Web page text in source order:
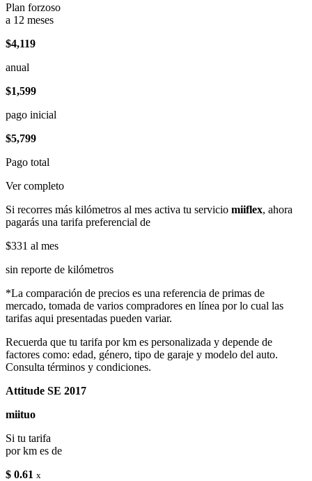
Plan forzoso
a 12 meses
$4,119
anual
$1,599
pago inicial
$5,799
Pago total
Ver completo
Si recorres más kilómetros al mes activa tu servicio miiflex, ahora
pagarás una tarifa preferencial de
$331 al mes
sin reporte de kilómetros
*La comparación de precios es una referencia de primas de
mercado, tomada de varios compradores en línea por lo cual las
tarifas aqui presentadas pueden variar.
Recuerda que tu tarifa por km es personalizada y depende de
factores como: edad, género, tipo de garaje y modelo del auto.
Consulta términos y condiciones.
Attitude SE 2017
miituo
Si tu tarifa
por km es de
$ 0.61 x